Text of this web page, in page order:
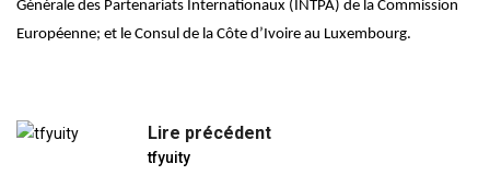
Générale des Partenariats Internationaux (INTPA) de la Commission
Européenne; et le Consul de la Côte d’Ivoire au Luxembourg.
Lire précédent
tfyuity